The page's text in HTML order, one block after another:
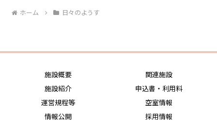
ホーム 日々のようす
施設概要
関連施設
施設紹介
申込書・利用料
運営規程等
空室情報
情報公開
採用情報